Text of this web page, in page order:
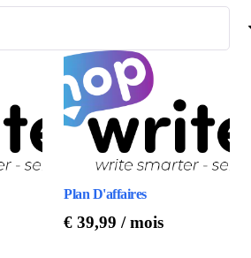
Plan D'affaires
€ 39,99 / mois